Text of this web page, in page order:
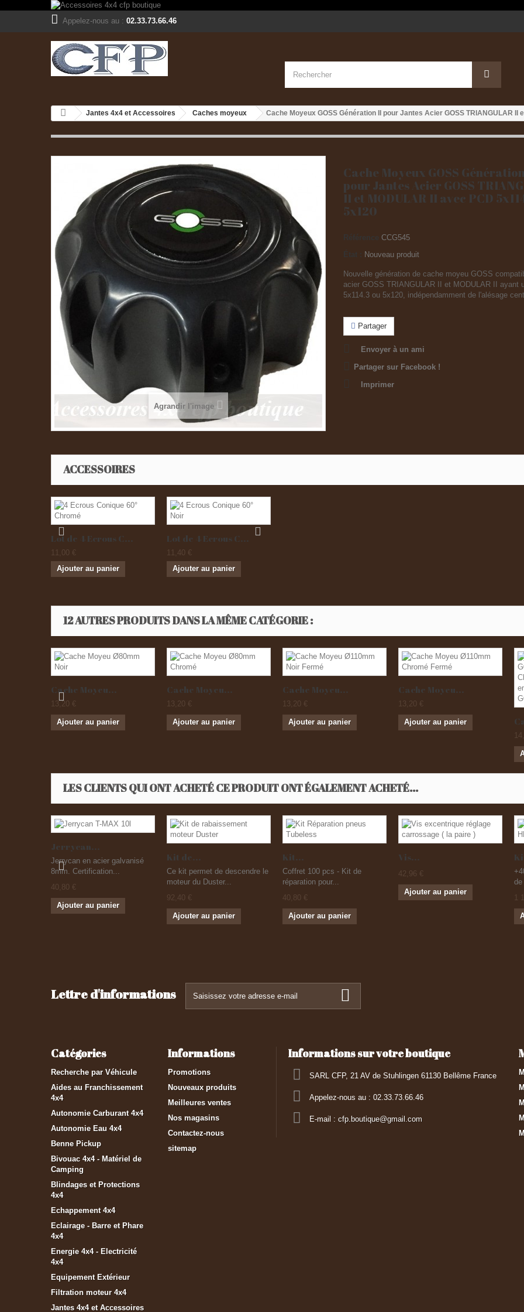
Appelez-nous au : 02.33.73.66.46
Jantes 4x4 et Accessoires Caches moyeux Cache Moyeux GOSS Génération II pour Jantes Acier GOSS TRIANGULAR II
Agrandir l'image
Cache Moyeux GOSS
pour Jantes Acier GOSS
II et MODULAR II avec PCD
5x120
Référence
CCG545
Nouveau produit
Nouvelle génération de cache moyeu GOSS
acier GOSS TRIANGULAR II et MODULAR II ayant
5x114.3 ou 5x120, indépendamment de l'alésage
Partager
Envoyer à un ami
Partager sur Facebook !
Imprimer
ACCESSOIRES
Lot de 4 Ecrous C...
11,00 €
Ajouter au panier
Lot de 4 Ecrous C...
11,40 €
Ajouter au panier
12 AUTRES PRODUITS DANS LA MÊME CATÉGORIE :
Cache Moyeu...
13,20 €
Ajouter au panier
Cache Moyeu...
13,20 €
Ajouter au panier
Cache Moyeu...
13,20 €
Ajouter au panier
Cache Moyeu...
13,20 €
Ajouter au panier
LES CLIENTS QUI ONT ACHETÉ CE PRODUIT ONT ÉGALEMENT ACHETÉ...
Jerrycan...
Jerrycan en acier galvanisé
8mm. Certification...
40,80 €
Ajouter au panier
Kit de...
Ce kit permet de descendre le
moteur du Duster...
92,40 €
Ajouter au panier
Kit...
Coffret 100 pcs - Kit de
réparation pour...
40,80 €
Ajouter au panier
Vis...
42,96 €
Ajouter au panier
de
1
Lettre d'informations
Catégories
Recherche par Véhicule
Aides au Franchissement
4x4
Autonomie Carburant 4x4
Autonomie Eau 4x4
Benne Pickup
Bivouac 4x4 - Matériel de
Camping
Blindages et Protections
4x4
Echappement 4x4
Eclairage - Barre et Phare
4x4
Energie 4x4 - Electricité
4x4
Equipement Extérieur
Filtration moteur 4x4
Jantes 4x4 et Accessoires
Informations
Promotions
Nouveaux produits
Meilleures ventes
Nos magasins
Contactez-nous
sitemap
Informations sur votre boutique
SARL CFP, 21 AV de Stuhlingen 61130 Bellême France
Appelez-nous au : 02.33.73.66.46
E-mail : cfp.boutique@gmail.com